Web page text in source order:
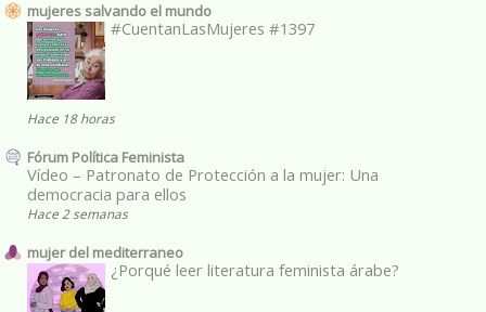
mujeres salvando el mundo
#CuentanLasMujeres #1397
Hace 18 horas
Fórum Política Feminista
Vídeo – Patronato de Protección a la mujer: Una
democracia para ellos
Hace 2 semanas
mujer del mediterraneo
¿Porqué leer literatura feminista árabe?